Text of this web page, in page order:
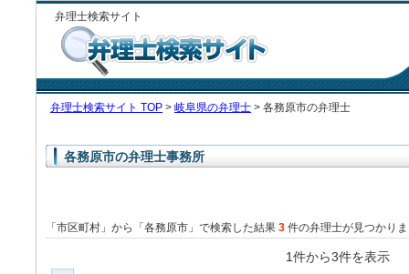
弁理士検索サイト
弁理士検索サイト TOP > 岐阜県の弁理士 > 各務原市の弁理士
各務原市の弁理士事務所
「市区町村」から「各務原市」で検索した結果 3 件の弁理士が見つかり
1件から3件を表